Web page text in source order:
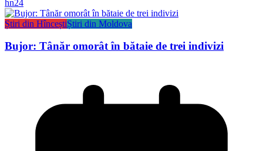
hn24
Știri din HînceștiȘtiri din Moldova
Bujor: Tânăr omorât în bătaie de trei indivizi